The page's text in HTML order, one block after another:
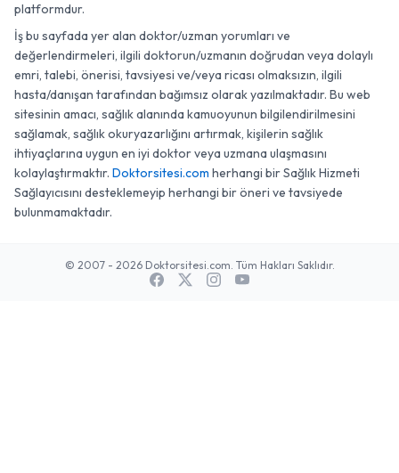
platformdur.
İş bu sayfada yer alan doktor/uzman yorumları ve
değerlendirmeleri, ilgili doktorun/uzmanın doğrudan veya dolaylı
emri, talebi, önerisi, tavsiyesi ve/veya ricası olmaksızın, ilgili
hasta/danışan tarafından bağımsız olarak yazılmaktadır. Bu web
sitesinin amacı, sağlık alanında kamuoyunun bilgilendirilmesini
sağlamak, sağlık okuryazarlığını artırmak, kişilerin sağlık
ihtiyaçlarına uygun en iyi doktor veya uzmana ulaşmasını
kolaylaştırmaktır. Doktorsitesi.com herhangi bir Sağlık Hizmeti
Sağlayıcısını desteklemeyip herhangi bir öneri ve tavsiyede
bulunmamaktadır.
© 2007 - 2026 Doktorsitesi.com. Tüm Hakları Saklıdır.